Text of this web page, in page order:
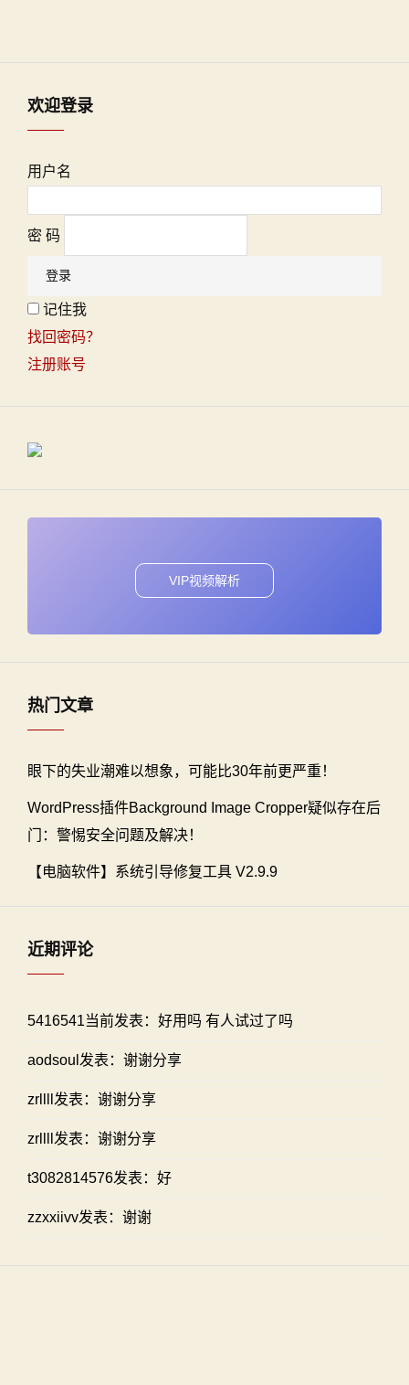
欢迎登录
用户名
密 码
记住我
找回密码？
注册账号
VIP视频解析
热门文章
眼下的失业潮难以想象，可能比30年前更严重！
WordPress插件Background Image Cropper疑似存在后
门：警惕安全问题及解决！
【电脑软件】系统引导修复工具 V2.9.9
近期评论
5416541当前发表：好用吗 有人试过了吗
aodsoul发表：谢谢分享
zrllll发表：谢谢分享
zrllll发表：谢谢分享
t3082814576发表：好
zzxxiivv发表：谢谢